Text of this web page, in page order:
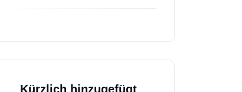
Kürzlich hinzugefügt